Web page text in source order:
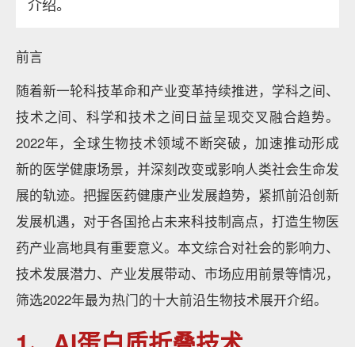
前言
随着新一轮科技革命和产业变革持续推进，学科之间、
技术之间、科学和技术之间日益呈现交叉融合趋势。
2022年，全球生物技术领域不断突破，加速推动形成
新的医学健康场景，并深刻改变或影响人类社会生命发
展的轨迹。把握医药健康产业发展趋势，紧抓前沿创新
发展机遇，对于各国抢占未来科技制高点，打造生物医
药产业高地具有重要意义。本文综合对社会的影响力、
技术发展潜力、产业发展带动、市场应用前景等情况，
筛选2022年最为热门的十大前沿生物技术展开介绍。